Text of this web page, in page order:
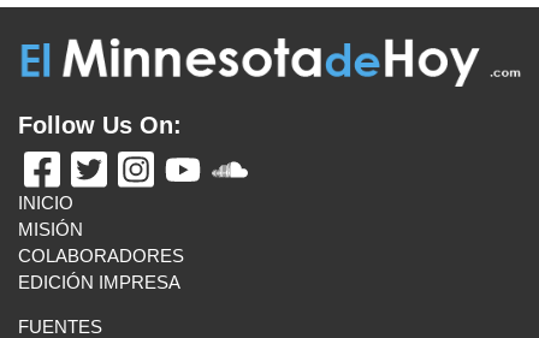
Follow Us On:
INICIO
MISIÓN
COLABORADORES
EDICIÓN IMPRESA
FUENTES